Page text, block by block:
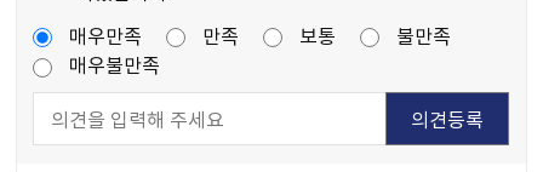
매우만족
만족 보통
불만족
매우불만족